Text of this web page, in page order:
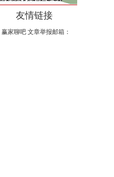
友情链接
赢家聊吧 文章举报邮箱：